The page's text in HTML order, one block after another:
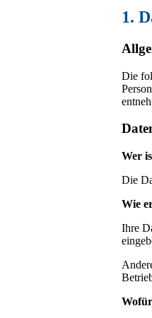
1.
Die
Wer
Die
Wie
Ihre